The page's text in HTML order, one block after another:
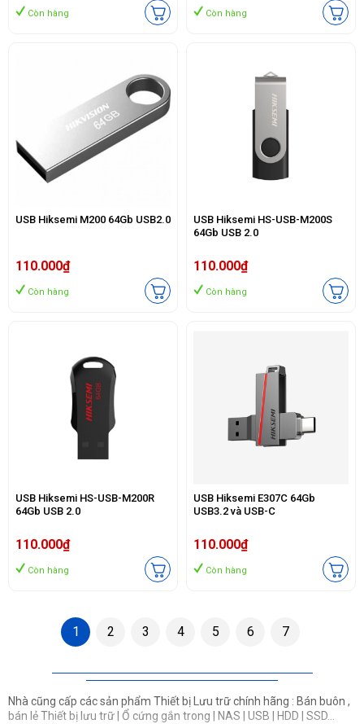
Còn hàng Còn hàng
USB Hiksemi M200 64Gb USB2.0
110.000₫
Còn hàng
USB Hiksemi HS-USB-M200S
64Gb USB 2.0
110.000₫
Còn hàng
USB Hiksemi HS-USB-M200R
64Gb USB 2.0
110.000₫
Còn hàng
USB Hiksemi E307C 64Gb
USB3.2 và USB-C
110.000₫
Còn hàng
1 2 3 4 5 6 7
Nhà cũng cấp các sản phẩm Thiết bị Lưu trữ chính hãng : Bán buôn ,
bán lẻ Thiết bị lưu trữ | Ổ cứng gắn trong | NAS | USB | HDD | SSD...